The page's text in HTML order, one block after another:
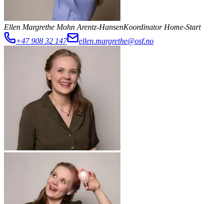
Ellen Margrethe Mohn Arentz-HansenKoordinator Home-Start
+47 908 32 147
ellen.margrethe@osf.no